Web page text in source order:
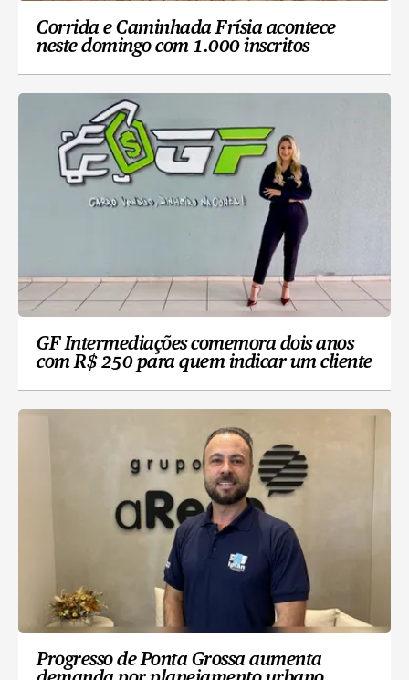
Corrida e Caminhada Frísia acontece
neste domingo com 1.000 inscritos
GF Intermediações comemora dois anos
com R$ 250 para quem indicar um cliente
Progresso de Ponta Grossa aumenta